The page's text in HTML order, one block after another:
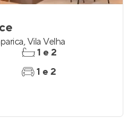
,Vila Velha
1 e 2
1 e 2